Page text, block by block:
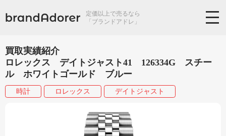
定価以上で売るなら
「ブランドアドレ」
買取実績紹介
ロレックス デイトジャスト41 126334G スチー
ル ホワイトゴールド ブルー
時計 ロレックス デイトジャスト